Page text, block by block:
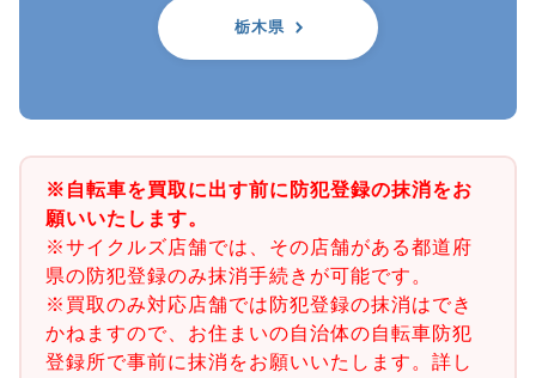
栃木県
※自転車を買取に出す前に防犯登録の抹消をお
願いいたします。
※サイクルズ店舗では、その店舗がある都道府
県の防犯登録のみ抹消手続きが可能です。
※買取のみ対応店舗では防犯登録の抹消はでき
かねますので、お住まいの自治体の自転車防犯
登録所で事前に抹消をお願いいたします。詳し